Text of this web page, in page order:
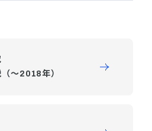
～2018年）